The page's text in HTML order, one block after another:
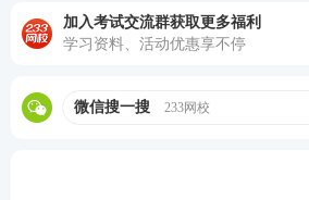
加入考试交流群获取更多福利
学习资料、活动优惠享不停
微信搜一搜 233网校